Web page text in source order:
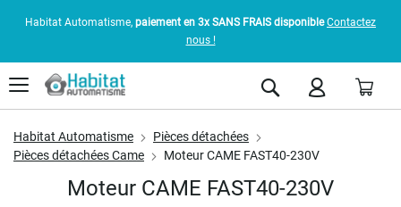
Habitat Automatisme, paiement en 3x SANS FRAIS disponible Contactez
nous !
Rechercher
Habitat Automatisme
Pièces détachées
Pièces détachées Came
Moteur CAME FAST40-230V
Moteur CAME FAST40-230V